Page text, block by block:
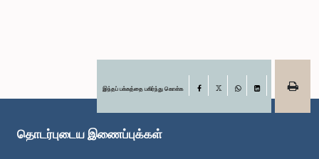
மு.ப. 11:48 - பி.ப. 12:05இந்தப் பக்கத்தை பகிர்ந்து கொள்க Facebook
LinkedIn
தொடர்புடைய இணைப்புக்கள்